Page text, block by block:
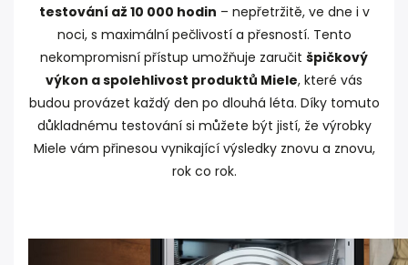
testování až 10 000 hodin – nepřetržitě, ve dne i v
noci, s maximální pečlivostí a přesností. Tento
nekompromisní přístup umožňuje zaručit špičkový
výkon a spolehlivost produktů Miele, které vás
budou provázet každý den po dlouhá léta. Díky tomuto
důkladnému testování si můžete být jistí, že výrobky
Miele vám přinesou vynikající výsledky znovu a znovu,
rok co rok.